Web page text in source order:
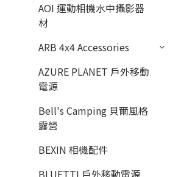
AOI 運動相機水中攝影器
材
ARB 4x4 Accessories
AZURE PLANET 戶外移動
電源
Bell's Camping 貝爾風格
露營
BEXIN 相機配件
BLUETTI 戶外移動電源